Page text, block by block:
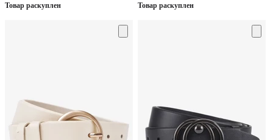
Товар раскуплен Товар раскуплен